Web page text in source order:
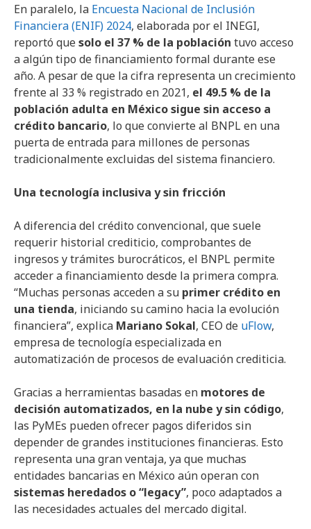
En paralelo, la Encuesta Nacional de Inclusión
Financiera (ENIF) 2024, elaborada por el INEGI,
reportó quesolo el 37 % de la población tuvo acceso
a algún tipo de financiamiento formal durante ese
año. A pesar de que la cifra representa un crecimiento
frente al 33 % registrado en 2021, el 49.5 % de la
población adulta en México sigue sin acceso a
crédito bancario, lo que convierte al BNPL en una
puerta de entrada para millones de personas
tradicionalmente excluidas del sistema financiero.
Una tecnología inclusiva y sin fricción
A diferencia del crédito convencional, que suele
requerir historial crediticio, comprobantes de
ingresos y trámites burocráticos, el BNPL permite
acceder a financiamiento desde la primera compra.
“Muchas personas acceden a su primer crédito en
una tienda, iniciando su camino hacia la evolución
financiera”, explica Mariano Sokal, CEO de uFlow,
empresa de tecnología especializada en
automatización de procesos de evaluación crediticia.
Gracias a herramientas basadas en motores de
decisión automatizados, en la nube y sin código,
las PyMEs pueden ofrecer pagos diferidos sin
depender de grandes instituciones financieras. Esto
representa una gran ventaja, ya que muchas
entidades bancarias en México aún operan con
sistemas heredados o “legacy”, poco adaptados a
las necesidades actuales del mercado digital.